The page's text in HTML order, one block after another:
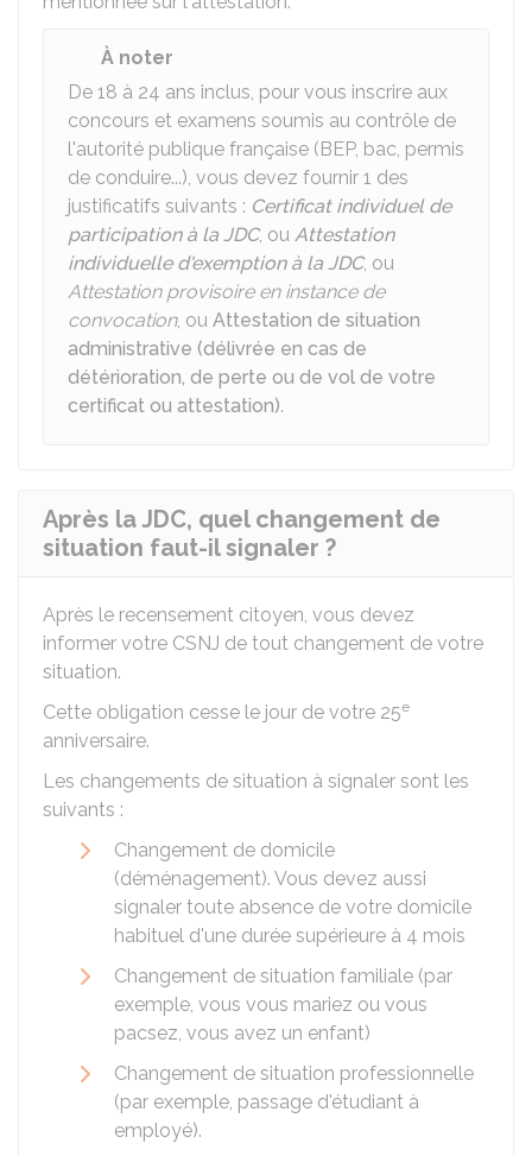
À noter
De 18 à 24 ans inclus, pour vous inscrire aux
concours et examens soumis au contrôle de
l'autorité publique française (BEP, bac, permis
de conduire...), vous devez fournir 1 des
justificatifs suivants : Certificat individuel de
participation à la JDC, ou Attestation
individuelle d'exemption à la JDC, ou
Attestation provisoire en instance de
convocation, ou Attestation de situation
administrative (délivrée en cas de
détérioration, de perte ou de vol de votre
certificat ou attestation).
Après la JDC, quel changement de
situation faut-il signaler ?
Après le recensement citoyen, vous devez
informer votre CSNJ de tout changement de votre
situation.
Cette obligation cesse le jour de votre 25e
anniversaire.
Les changements de situation à signaler sont les
suivants :
Changement de domicile
(déménagement). Vous devez aussi
signaler toute absence de votre domicile
habituel d'une durée supérieure à 4 mois
Changement de situation familiale (par
exemple, vous vous mariez ou vous
pacsez, vous avez un enfant)
Changement de situation professionnelle
(par exemple, passage d'étudiant à
employé).